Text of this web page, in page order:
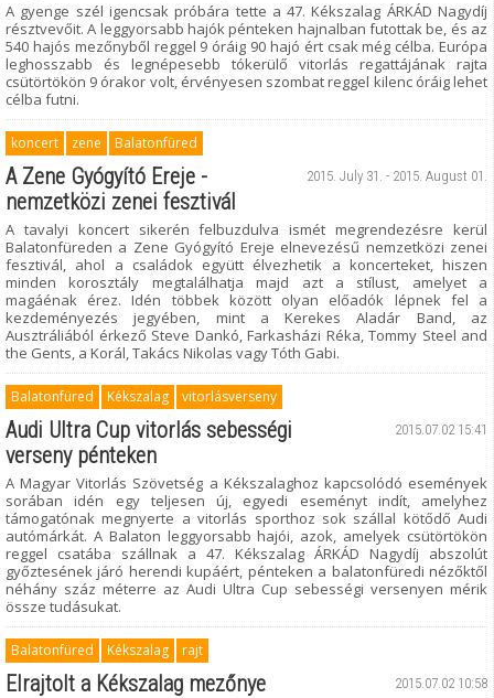
A gyenge szél igencsak próbára tette a 47. Kékszalag ÁRKÁD Nagydíj
résztvevőit. A leggyorsabb hajók pénteken hajnalban futottak be, és az
540 hajós mezőnyből reggel 9 óráig 90 hajó ért csak még célba. Európa
leghosszabb és legnépesebb tókerülő vitorlás regattájának rajta
csütörtökön 9 órakor volt, érvényesen szombat reggel kilenc óráig lehet
célba futni.
koncert zene Balatonfüred
2015. July 31. - 2015. August 01.
A Zene Gyógyító Ereje -
nemzetközi zenei fesztivál
A tavalyi koncert sikerén felbuzdulva ismét megrendezésre kerül
Balatonfüreden a Zene Gyógyító Ereje elnevezésű nemzetközi zenei
fesztivál, ahol a családok együtt élvezhetik a koncerteket, hiszen
minden korosztály megtalálhatja majd azt a stílust, amelyet a
magáénak érez. Idén többek között olyan előadók lépnek fel a
kezdeményezés jegyében, mint a Kerekes Aladár Band, az
Ausztráliából érkező Steve Dankó, Farkasházi Réka, Tommy Steel and
the Gents, a Korál, Takács Nikolas vagy Tóth Gabi.
Balatonfüred Kékszalag vitorlásverseny
2015.07.02 15:41
Audi Ultra Cup vitorlás sebességi
verseny pénteken
A Magyar Vitorlás Szövetség a Kékszalaghoz kapcsolódó események
sorában idén egy teljesen új, egyedi eseményt indít, amelyhez
támogatónak megnyerte a vitorlás sporthoz sok szállal kötődő Audi
autómárkát. A Balaton leggyorsabb hajói, azok, amelyek csütörtökön
reggel csatába szállnak a 47. Kékszalag ÁRKÁD Nagydíj abszolút
győztesének járó herendi kupáért, pénteken a balatonfüredi nézőktől
néhány száz méterre az Audi Ultra Cup sebességi versenyen mérik
össze tudásukat.
Balatonfüred Kékszalag rajt
2015.07.02 10:58
Elrajtolt a Kékszalag mezőnye